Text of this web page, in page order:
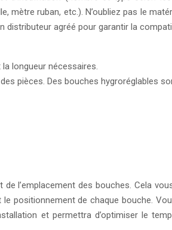
ruban, etc.). N’oubliez pas le
agréé pour garantir la
longueur nécessaires.
pièces. Des bouches hygroréglables
l’emplacement des bouches. Cela
positionnement de chaque bouche.
et permettra d’optimiser le